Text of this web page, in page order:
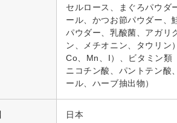
セルロース、まぐろパウダ
ール、かつお節パウダー、
パウダー、乳酸菌、アガリ
ン、メチオニン、タウリン
Co、Mn、I）、ビタミン類
ニコチン酸、パントテン酸
ール、ハーブ抽出物）
日本